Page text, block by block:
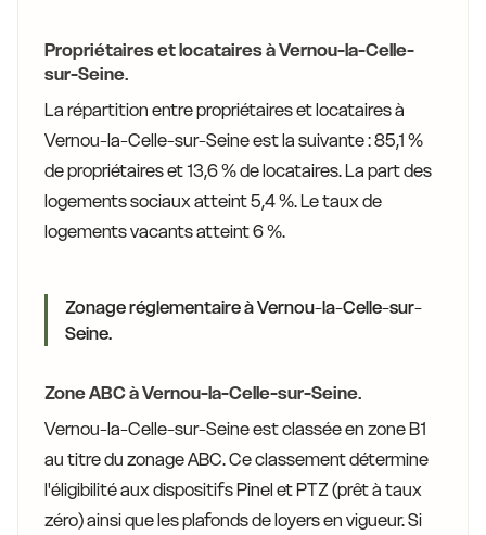
Propriétaires et locataires à Vernou-la-Celle-
sur-Seine.
La répartition entre propriétaires et locataires à
Vernou-la-Celle-sur-Seine est la suivante : 85,1 %
de propriétaires et 13,6 % de locataires. La part des
logements sociaux atteint 5,4 %. Le taux de
logements vacants atteint 6 %.
Zonage réglementaire à Vernou-la-Celle-sur-
Seine.
Zone ABC à Vernou-la-Celle-sur-Seine.
Vernou-la-Celle-sur-Seine est classée en zone B1
au titre du zonage ABC. Ce classement détermine
l'éligibilité aux dispositifs Pinel et PTZ (prêt à taux
zéro) ainsi que les plafonds de loyers en vigueur. Si